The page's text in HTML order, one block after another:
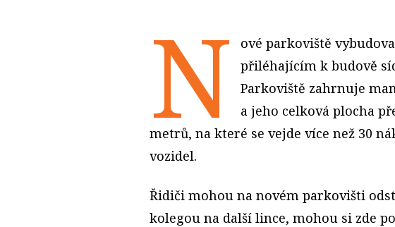
N
ové parkoviště
přiléhajícím k budově
Parkoviště zahrnuje
a jeho celková plocha
metrů, na které se vejde více než 30
vozidel.
Řidiči mohou na novém parkovišti
kolegou na další lince, mohou si zde